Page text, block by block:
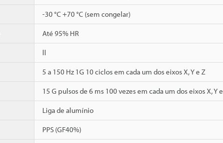
-30 °C +70 °C (sem congelar)
Até 95% HR
ll
5 a 150 Hz 1G 10 ciclos em cada um dos eixos X, Y e Z
15 G pulsos de 6 ms 100 vezes em cada um dos eixos X, Y
Liga de alumínio
PPS (GF40%)